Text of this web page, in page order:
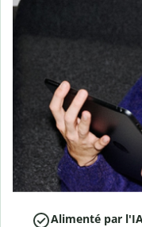
Alimenté par